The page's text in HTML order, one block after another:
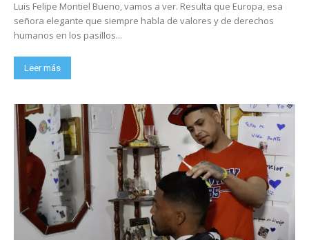
Luis Felipe Montiel Bueno, vamos a ver. Resulta que Europa, esa
señora elegante que siempre habla de valores y de derechos
humanos en los pasillos...
Leer más